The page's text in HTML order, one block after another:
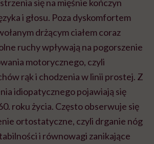
się na mięśnie kończyn
i głosu. Poza dyskomfortem
drżącym ciałem coraz
ruchy wpływają na pogorszenie
motorycznego, czyli
rąk i chodzenia w linii prostej. Z
idiopatycznego pojawiają się
roku życia. Często obserwuje się
ortostatyczne, czyli drganie nóg
i równowagi zanikające